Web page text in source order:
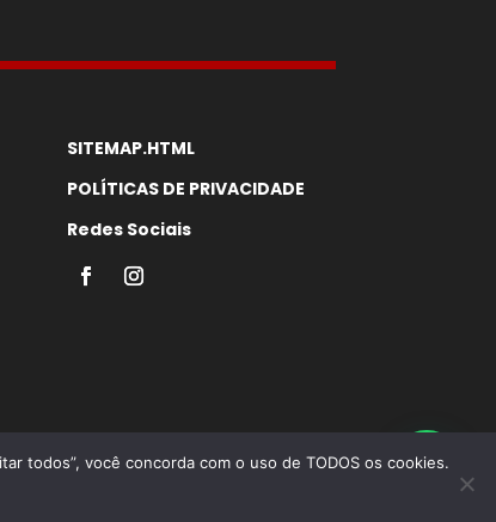
SITEMAP.HTML
POLÍTICAS DE PRIVACIDADE
Redes Sociais
todos”, você concorda com o uso de TODOS os cookies.